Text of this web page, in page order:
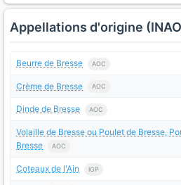
Appellations d'origine
Beurre de Bresse AOC
Crème de Bresse AOC
Dinde de Bresse AOC
Volaille de Bresse ou Poulet de Bresse,
Bresse
AOC
Coteaux de l'Ain IGP